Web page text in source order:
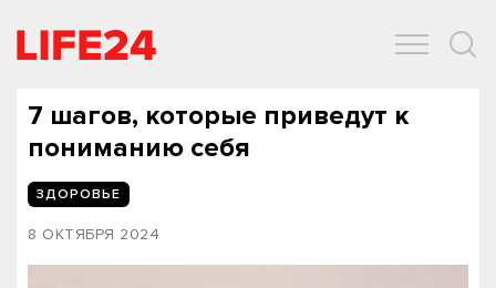
7 шагов, которые приведут к
пониманию себя
ЗДОРОВЬЕ
8 ОКТЯБРЯ 2024